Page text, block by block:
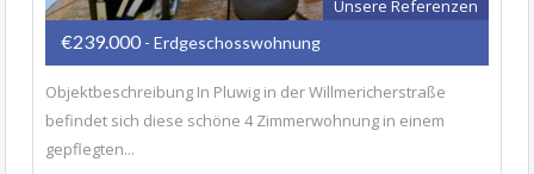
Unsere Referenzen
€239.000 - Erdgeschosswohnung
Objektbeschreibung In Pluwig in der Willmericherstraße
befindet sich diese schöne 4 Zimmerwohnung in einem
gepflegten...